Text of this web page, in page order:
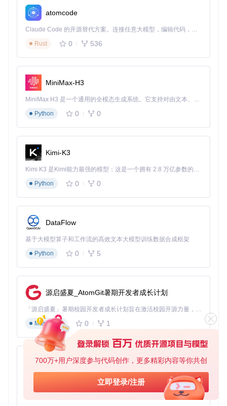
700万+用户深度参与代码创作，更多精彩内容等你共创
立即登录/注册
处理器测试:tests/processors/
渲染器测试
性能基准测试实施
性能测试位于
benchmarks/目录，包含：
整体性能评估: 对比不同工具的转换质量和速度
专项测试
图：Marker与其他文档转换工具的LLM评分和平均处理时间对
测试执行与覆盖率要求
发布前必须执行的测试步骤：
✅ 运行完整测试套件：poetry run pytest
✅ 确保测试覆盖率≥80%：
✅ 验证跨平台兼容性（Linux/macOS/Windows）
打包配置与发布流程
打包配置详解
Poetry配置文件pyproject.toml 中包含完整的打包信息：
[tool.poetry]
name = "marker-pdf"
version = "1.10.1"
description = "Convert documents to markdown with high
=
"README.md"
packages
[tool.poetry.scripts]
"marker.scripts.convert:main"
atomcode
Claude Code 的开源替代方案。连接任意大模型，编辑代码，运行命令，自动验证 — 全自动执行。用 Rust 构建，极致性能。 ｜ An open-source alternative to Claude Code. Connect any LLM, edit code, run commands, and verify changes — autonomously. Built in Rust for speed. Get Started
Rust
0 536
MiniMax-H3
MiniMax H3 是一个通用的全模态生成系统。它支持对由文本、图像、视频和音频组成的多模态上下文进行统一理解，并能生成分辨率高达 2K、时长可达 15 秒的带原生立体声音频的视频。得益于面向任务泛化的系统设计，H3 在预训练阶段就已具备广泛的多模态上下文理解与生成能力，能够出色地执行复杂的多模态指令。
Python
0 0
Kimi-K3
Kimi K3 是Kimi能力最强的模型：这是一个拥有 2.8 万亿参数的混合专家（MoE）模型，具备原生视觉理解能力，并支持 100 万 token 的上下文窗口。
Python
0 0
DataFlow
基于大模型算子和工作流的高效文本大模型训练数据合成框架
Python
0 5
源启盛夏_AtomGit暑期开发者成长计划
「源启盛夏」暑期校园开发者成长计划旨在激活校园开源力量，通过积分激励、认证扶持、资源倾斜等形式，引导高校组织和开发者完成「入驻 — 建项目 — 做贡献 — 获认证 — 得资源」的完整闭环。无论你是想带领社团入驻平台的组织者，还是希望用代码贡献证明自己的开发者，都能在这里找到属于你的成长路径。
Markdown
0 1
py-xiaozhi
基于Python的Xiaozhi AI，适用于想要完整Xiaozhi体验而无需拥有专用硬件的用户。
Python
0 1